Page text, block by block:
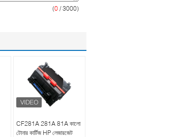
(0 / 3000)
CF281A 281A 81A কালো
টোনার কার্টিজ HP লেজারজেট